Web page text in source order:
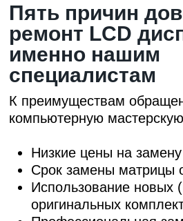
Пять причин
ремонт LCD
именно нашим
специалистам
К преимуществам
компьютерную
Низкие цены на
Срок замены матрицы
Использование новых
оригинальных